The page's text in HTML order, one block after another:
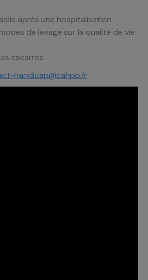
après une hospitalisation
de levage sur la qualité de vie
escarres
handicap@cahpp.fr